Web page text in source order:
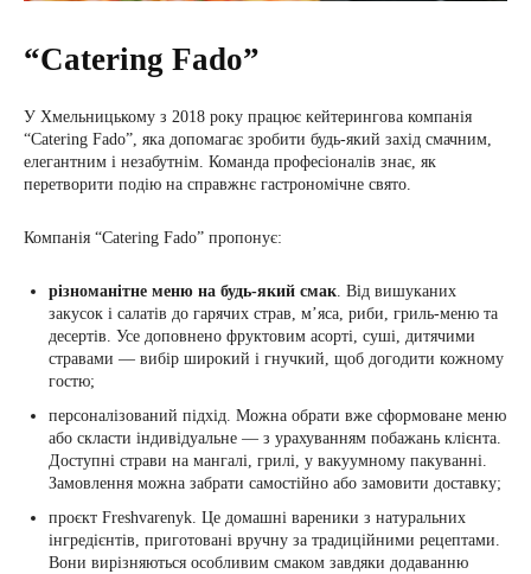
“Catering Fado”
У Хмельницькому з 2018 року працює кейтерингова компанія
“Catering Fado”, яка допомагає зробити будь-який захід смачним,
елегантним і незабутнім. Команда професіоналів знає, як
перетворити подію на справжнє гастрономічне свято.
Компанія “Catering Fado” пропонує:
різноманітне меню на будь-який смак . Від вишуканих
закусок і салатів до гарячих страв, м’яса, риби, гриль-меню та
десертів. Усе доповнено фруктовим асорті, суші, дитячими
стравами — вибір широкий і гнучкий, щоб догодити кожному
гостю;
персоналізований підхід. Можна обрати вже сформоване меню
або скласти індивідуальне — з урахуванням побажань клієнта.
Доступні страви на мангалі, грилі, у вакуумному пакуванні.
Замовлення можна забрати самостійно або замовити доставку;
проєкт Freshvarenyk. Це домашні вареники з натуральних
інгредієнтів, приготовані вручну за традиційними рецептами.
Вони вирізняються особливим смаком завдяки додаванню